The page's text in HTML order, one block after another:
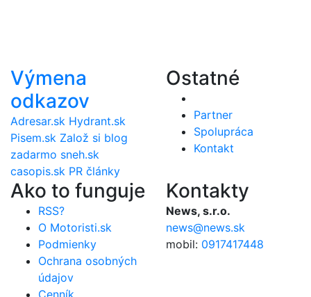
Výmena
odkazov
Adresar.sk Hydrant.sk
Pisem.sk Založ si blog
zadarmo sneh.sk
casopis.sk PR články
Ostatné
Partner
Spolupráca
Kontakt
Ako to funguje
RSS?
O Motoristi.sk
Podmienky
Ochrana osobných
údajov
Kontakty
News, s.r.o.
news@news.sk
mobil: 0917417448